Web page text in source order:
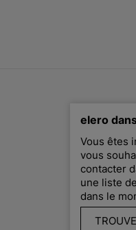
elero
Vous êtes
vous
contacter
une liste
dans le